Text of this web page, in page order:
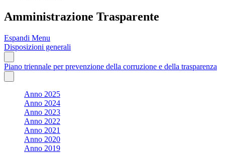
Amministrazione Trasparente
Espandi Menu
Disposizioni generali
Piano triennale per prevenzione della corruzione e della trasparenza
Anno 2025
Anno 2024
Anno 2023
Anno 2022
Anno 2021
Anno 2020
Anno 2019